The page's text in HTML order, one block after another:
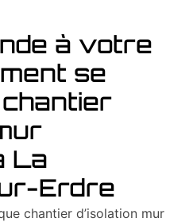
à votre
se
La
Erdre
chantier d’isolation mur